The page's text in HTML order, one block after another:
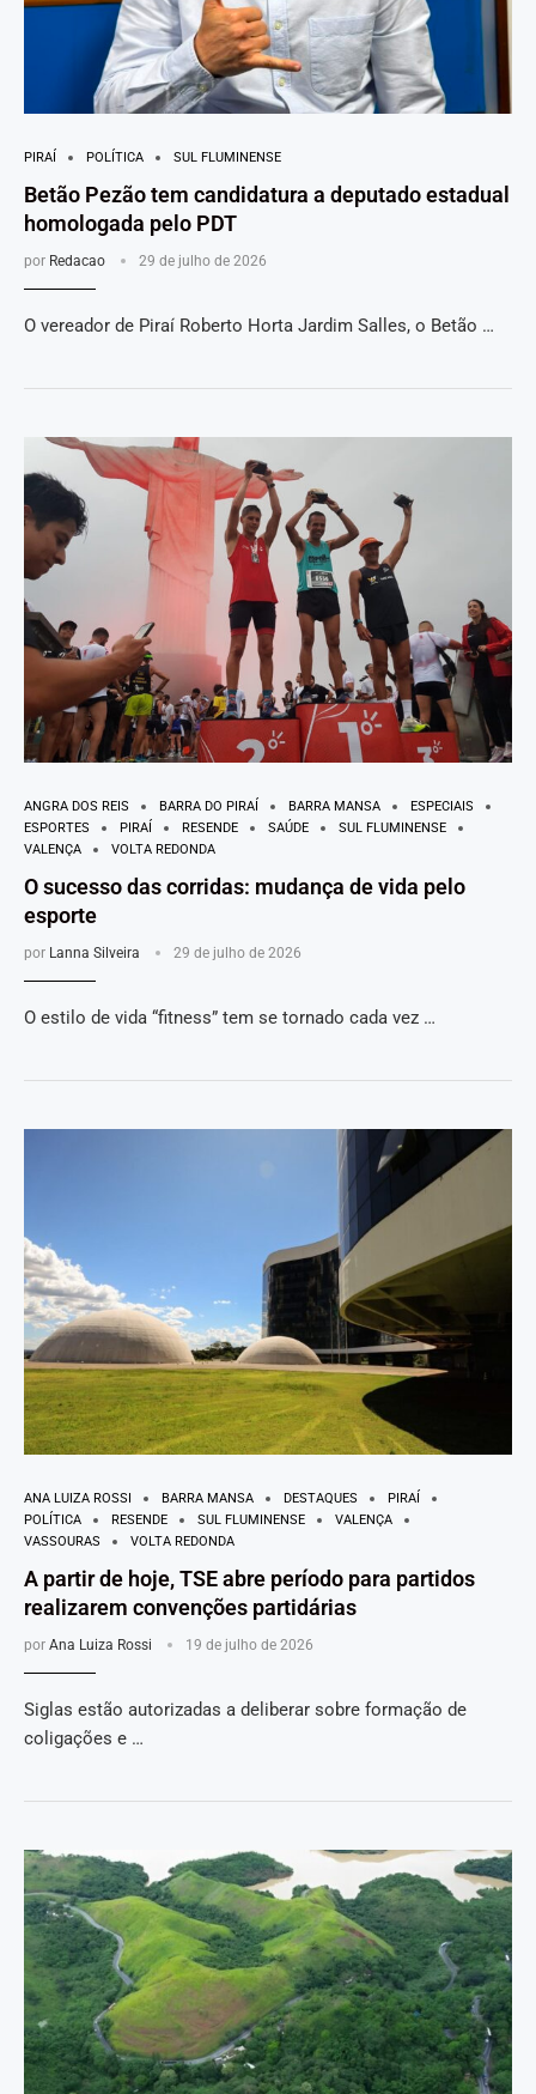
PIRAÍ POLÍTICA SUL FLUMINENSE
Betão Pezão tem candidatura a deputado estadual
homologada pelo PDT
por Redacao 29 de julho de 2026
O vereador de Piraí Roberto Horta Jardim Salles, o Betão …
ANGRA DOS REIS BARRA DO PIRAÍ BARRA MANSA
ESPECIAIS
ESPORTES
PIRAÍ RESENDE SAÚDE
SUL FLUMINENSE
VALENÇA
VOLTA REDONDA
O sucesso das corridas: mudança de vida pelo
esporte
por Lanna Silveira 29 de julho de 2026
O estilo de vida “fitness” tem se tornado cada vez …
ANA LUIZA ROSSI BARRA MANSA DESTAQUES
PIRAÍ
POLÍTICA
RESENDE SUL FLUMINENSE
VALENÇA
VASSOURAS
VOLTA REDONDA
A partir de hoje, TSE abre período para partidos
realizarem convenções partidárias
por Ana Luiza Rossi 19 de julho de 2026
Siglas estão autorizadas a deliberar sobre formação de
coligações e …